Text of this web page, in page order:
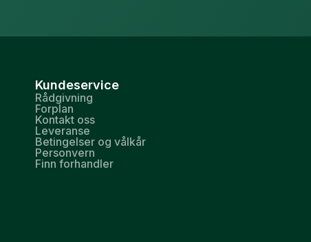
Kundeservice
Rådgivning
Forplan
Kontakt oss
Leveranse
Betingelser og vålkår
Personvern
Finn forhandler